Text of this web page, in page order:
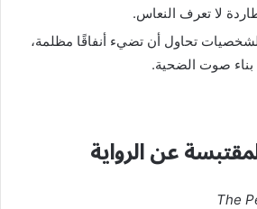
لا تعرف النعاس.
تحاول أن تضيء أنفاقًا مظلمة،
بناء صوت الضحية.
عن الرواية
The